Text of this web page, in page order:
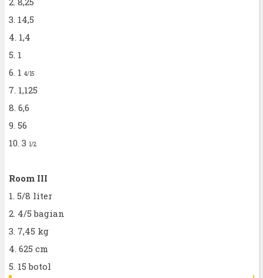
3. 14,5
4. 1,4
5. 1
6. 1 4/15
7. 1,125
8. 6,6
9. 56
10. 3 1/2
Room III
1. 5/8 liter
2. 4/5 bagian
3. 7,45 kg
4. 625 cm
5. 15 botol